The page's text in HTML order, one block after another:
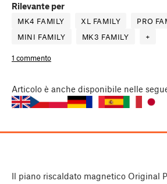
Rilevante per
MK4 FAMILY XL FAMILY
PRO
MINI FAMILY
MK3 FAMILY +
1 commento
Articolo è anche disponibile nelle
Il piano riscaldato magnetico Original